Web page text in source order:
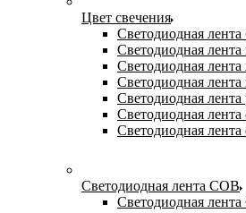
Цвет свечения
Светодиодная лента
Светодиодная лента
Светодиодная лента
Светодиодная лента
Светодиодная лента
Светодиодная лента
Светодиодная лента
Светодиодная лента COB
Светодиодная